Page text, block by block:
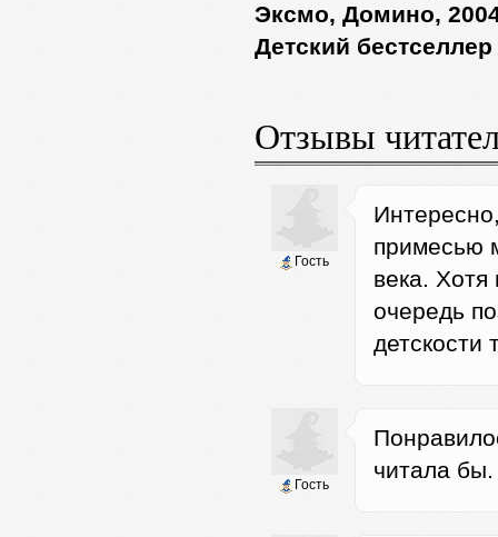
Эксмо, Домино,
Детский бестселлер
Отзывы
Гость
примесью
века.
очередь
детскости
Гость
читала бы.